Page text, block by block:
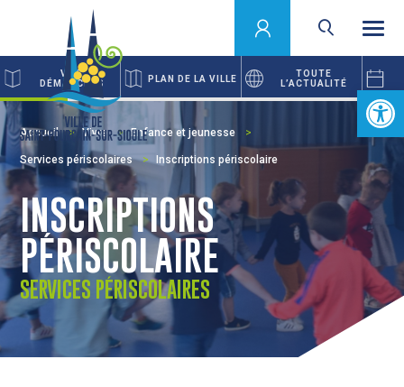
Ouvrir
VOS
DÉMARCHES
PLAN DE LA VILLE
TOUTE
L’ACTUALITÉ
Accueil Vivre Enfance et jeunesse
Services périscolaires Inscriptions périscolaire
INSCRIPTIONS
PÉRISCOLAIRE
SERVICES PÉRISCOLAIRES